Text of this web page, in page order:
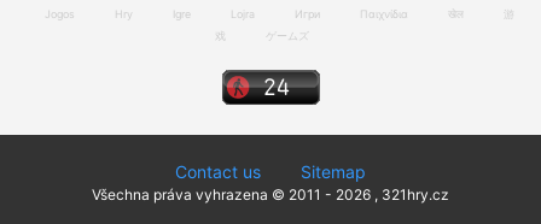
Jogos
Hry Igre Lojra Игри Παιχνίδια खेल
游
戏
ゲームズ
Contact us Sitemap
Všechna práva vyhrazena © 2011 - 2026 , 321hry.cz